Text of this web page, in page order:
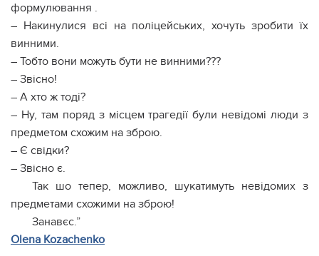
формулювання .
– Накинулися всі на поліцейських, хочуть зробити їх
винними.
– Тобто вони можуть бути не винними???
– Звісно!
– А хто ж тоді?
– Ну, там поряд з місцем трагедії були невідомі люди з
предметом схожим на зброю.
– Є свідки?
– Звісно є.
Так шо тепер, можливо, шукатимуть невідомих з
предметами схожими на зброю!
Занавєс.”
Olena Kozachenko